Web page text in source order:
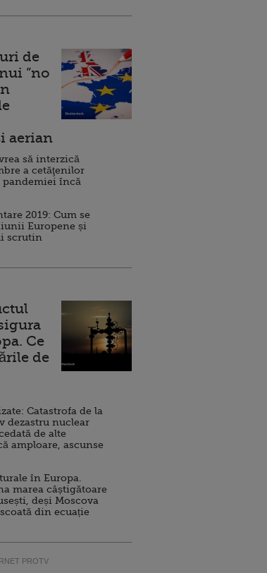
de
”no
aerian
să interzică
a cetăţenilor
pandemiei încă
2019: Cum se
Europene și
scrutin
Ce
de
Catastrofa de la
dezastru nuclear
de alte
amploare, ascunse
în Europa.
marea câștigătoare
deși Moscova
din ecuație
PROTV